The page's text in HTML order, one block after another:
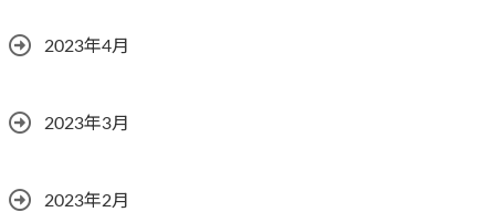
2023年4月
2023年3月
2023年2月